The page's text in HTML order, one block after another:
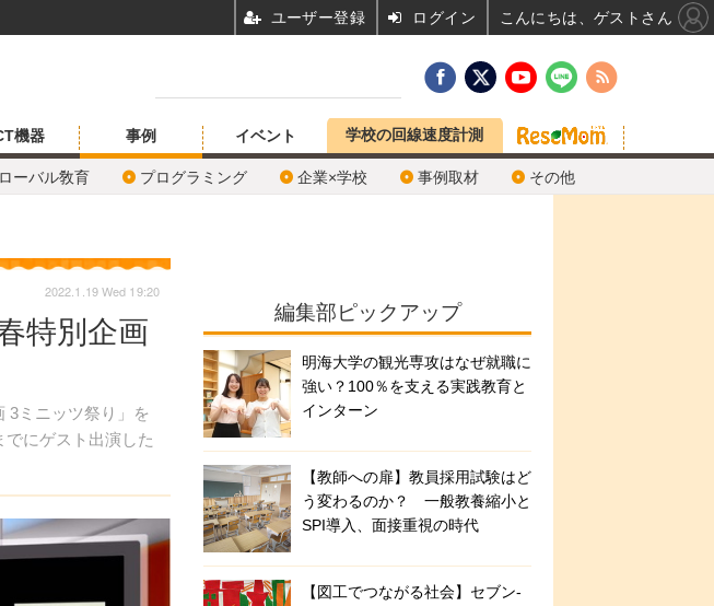
機器 事例
ーバル敎育 プログラミング 企業×学校 事例取材 その他
イベント 学校の回線速度計測
特別企画
3ミニッツ祭り」を
にゲスト出演した
2022.1.19 Wed 19:20
編集部ピックアップ
明海大学の観光専攻はなぜ就職に
強い？100％を支える実践教育と
インターン
【教師への扉】教員採用試験はど
う変わるのか？ 一般教養縮小と
SPI導入、面接重視の時代
【図工でつながる社会】セブン‐
ユーザー登録 ログイン こんにちは、ゲストさん